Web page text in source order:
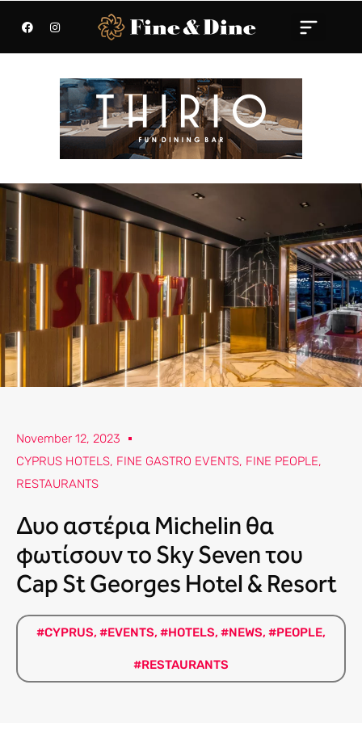
November 12, 2023
CYPRUS HOTELS, FINE GASTRO EVENTS, FINE PEOPLE,
RESTAURANTS
Δυο αστέρια Michelin θα
φωτίσουν το Sky Seven του
Cap St Georges Hotel & Resort
#CYPRUS, #EVENTS, #HOTELS, #NEWS, #PEOPLE,
#RESTAURANTS